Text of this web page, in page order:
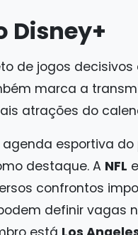
Disney+
de jogos
marca a
atrações do
esportiva
destaque. A NFL
confrontos
definir vagas